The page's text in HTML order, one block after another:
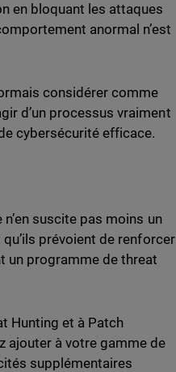
en bloquant les attaques
anormal n’est
considérer comme
d’un processus vraiment
cybersécurité efficace.
suscite pas moins un
prévoient de renforcer
un programme de threat
Hunting et à Patch
ajouter à votre gamme de
supplémentaires